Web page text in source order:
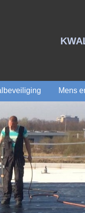
Mens